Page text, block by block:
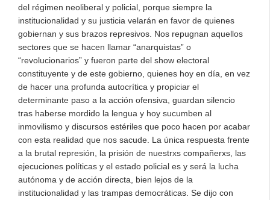
del régimen neoliberal y policial, porque siempre la
institucionalidad y su justicia velarán en favor de quienes
gobiernan y sus brazos represivos. Nos repugnan aquellos
sectores que se hacen llamar “anarquistas” o
“revolucionarios” y fueron parte del show electoral
constituyente y de este gobierno, quienes hoy en día, en vez
de hacer una profunda autocrítica y propiciar el
determinante paso a la acción ofensiva, guardan silencio
tras haberse mordido la lengua y hoy sucumben al
inmovilismo y discursos estériles que poco hacen por acabar
con esta realidad que nos sacude. La única respuesta frente
a la brutal represión, la prisión de nuestrxs compañerxs, las
ejecuciones políticas y el estado policial es y será la lucha
autónoma y de acción directa, bien lejos de la
institucionalidad y las trampas democráticas. Se dijo con